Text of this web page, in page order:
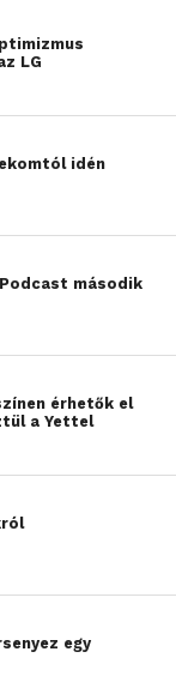
LG
idén
második
érhetők el
a Yettel
egy